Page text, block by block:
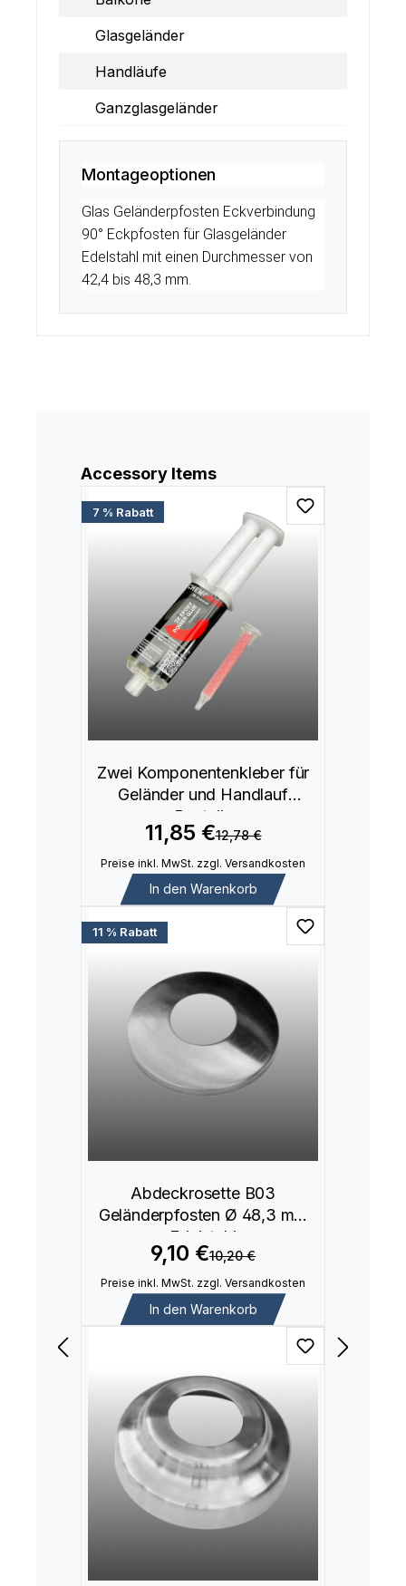
Glasgeländer
Handläufe
Ganzglasgeländer
Montageoptionen
Glas Geländerpfosten Eckverbindung
90° Eckpfosten für Glasgeländer
Edelstahl mit einen Durchmesser von
42,4 bis 48,3 mm.
Produktgalerie überspringen
Accessory Items
7 % Rabatt
Zwei Komponentenkleber für
Geländer und Handlauf
Bauteile
11,85 €12,78 €
Preise inkl. MwSt. zzgl. Versandkosten
In den Warenkorb
11 % Rabatt
Abdeckrosette B03
Geländerpfosten Ø 48,3 mm
Edelstahl
9,10 €10,20 €
Preise inkl. MwSt. zzgl. Versandkosten
In den Warenkorb